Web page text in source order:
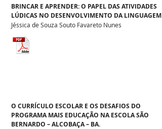
Jéssica de Souza Souto Favareto Nunes
BRINCAR E APRENDER: O PAPEL DAS ATIVIDADES
LÚDICAS NO DESENVOLVIMENTO DA LINGUAGEM
O CURRÍCULO ESCOLAR E OS DESAFIOS DO
PROGRAMA MAIS EDUCAÇÃO NA ESCOLA SÃO
BERNARDO – ALCOBAÇA – BA.